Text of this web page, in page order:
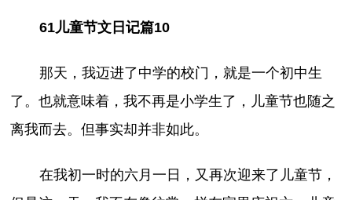
61儿童节文日记篇10
那天，我迈进了中学的校门，就是一个初中生
了。也就意味着，我不再是小学生了，儿童节也随之
离我而去。但事实却并非如此。
在我初一时的六月一日，又再次迎来了儿童节，